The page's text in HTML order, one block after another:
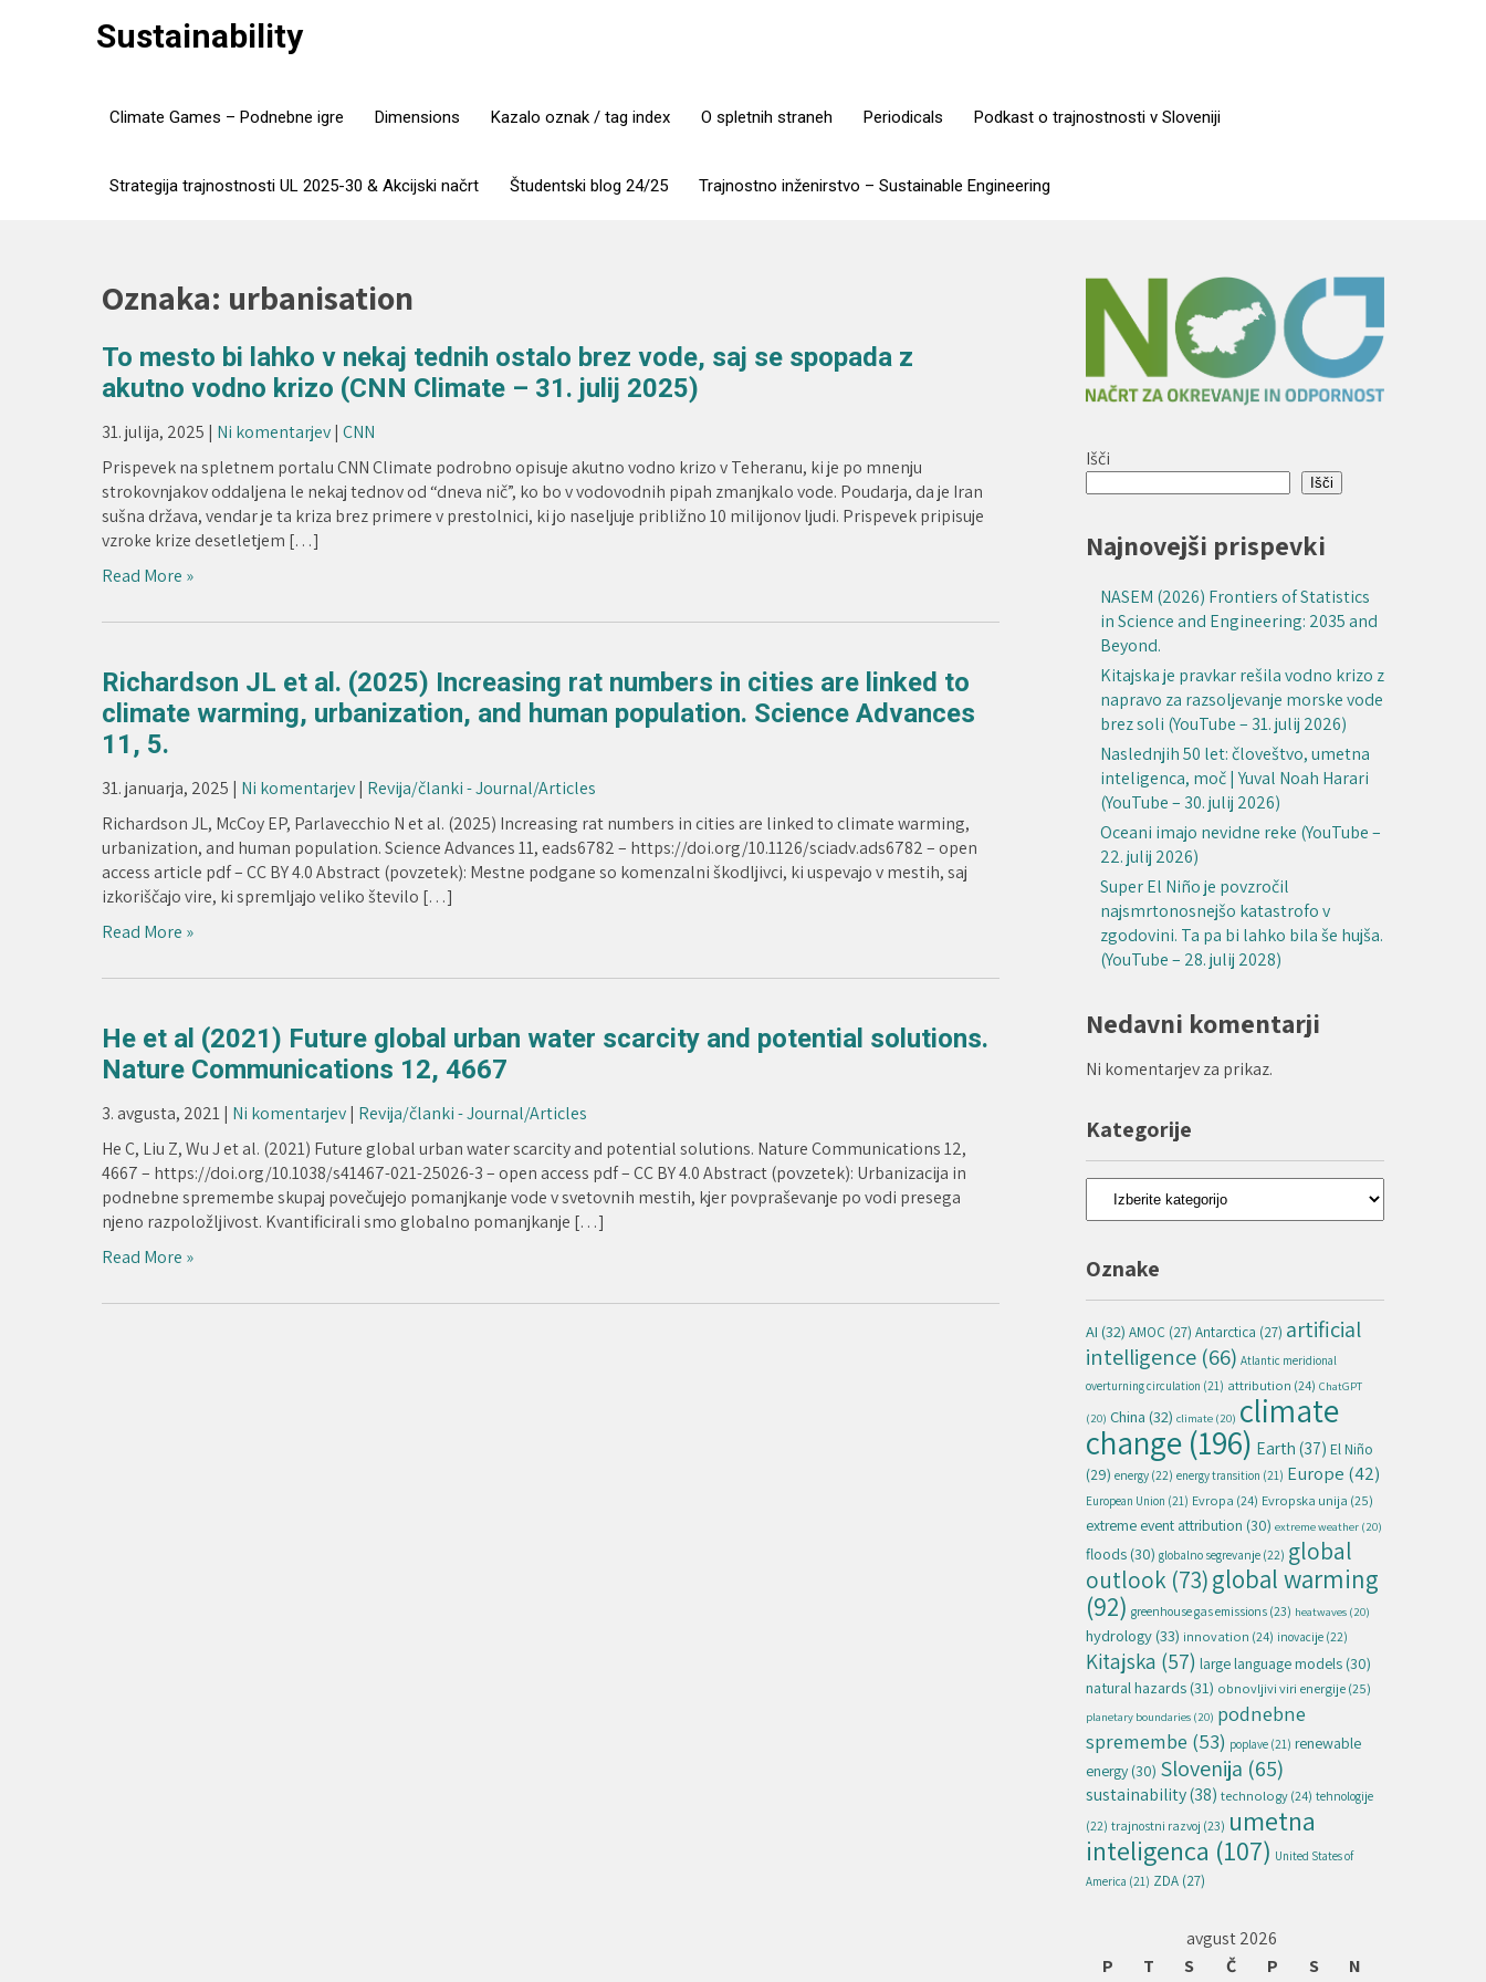
Sustainability
Climate Games – Podnebne igre Dimensions Kazalo oznak / tag index O spletnih straneh Periodicals Podkast o trajnostnosti v Sloveniji
Strategija trajnostnosti UL 2025-30 & Akcijski načrt Študentski blog 24/25 Trajnostno inženirstvo – Sustainable Engineering
Oznaka: urbanisation
To mesto bi lahko v nekaj tednih ostalo brez vode, saj se spopada z
akutno vodno krizo (CNN Climate – 31. julij 2025)
31. julija, 2025 | Ni komentarjev| CNN
Prispevek na spletnem portalu CNN Climate podrobno opisuje akutno vodno krizo v Teheranu, ki je po mnenju
strokovnjakov oddaljena le nekaj tednov od “dneva nič”, ko bo v vodovodnih pipah zmanjkalo vode. Poudarja, da je Iran
sušna država, vendar je ta kriza brez primere v prestolnici, ki jo naseljuje približno 10 milijonov ljudi. Prispevek pripisuje
vzroke krize desetletjem […]
Read More »
Richardson JL et al. (2025) Increasing rat numbers in cities are linked to
climate warming, urbanization, and human population. Science Advances
11, 5.
31. januarja, 2025 | Ni komentarjev| Revija/članki - Journal/Articles
Richardson JL, McCoy EP, Parlavecchio N et al. (2025) Increasing rat numbers in cities are linked to climate warming,
urbanization, and human population. Science Advances 11, eads6782 – https://doi.org/10.1126/sciadv.ads6782 – open
access article pdf – CC BY 4.0 Abstract (povzetek): Mestne podgane so komenzalni škodljivci, ki uspevajo v mestih, saj
izkoriščajo vire, ki spremljajo veliko število […]
Read More »
He et al (2021) Future global urban water scarcity and potential solutions.
Nature Communications 12, 4667
3. avgusta, 2021| Ni komentarjev| Revija/članki - Journal/Articles
He C, Liu Z, Wu J et al. (2021) Future global urban water scarcity and potential solutions. Nature Communications 12,
4667 – https://doi.org/10.1038/s41467-021-25026-3 – open access pdf – CC BY 4.0 Abstract (povzetek): Urbanizacija in
podnebne spremembe skupaj povečujejo pomanjkanje vode v svetovnih mestih, kjer povpraševanje po vodi presega
njeno razpoložljivost. Kvantificirali smo globalno pomanjkanje […]
Read More »
Išči
Išči
Najnovejši prispevki
NASEM (2026) Frontiers of Statistics
in Science and Engineering: 2035 and
Beyond.
Kitajska je pravkar rešila vodno krizo z
napravo za razsoljevanje morske vode
brez soli (YouTube – 31. julij 2026)
Naslednjih 50 let: človeštvo, umetna
inteligenca, moč | Yuval Noah Harari
(YouTube – 30. julij 2026)
Oceani imajo nevidne reke (YouTube –
22. julij 2026)
Super El Niño je povzročil
najsmrtonosnejšo katastrofo v
zgodovini. Ta pa bi lahko bila še hujša.
(YouTube – 28. julij 2028)
Nedavni komentarji
Ni komentarjev za prikaz.
Kategorije
Kategorije
Oznake
AI (32) AMOC (27) Antarctica (27) artificial
intelligence (66) Atlantic meridional
overturning circulation (21) attribution (24) ChatGPT
(20) China (32) climate (20) climate
change (196) Earth (37) El Niño
(29) energy (22) energy transition (21) Europe (42)
European Union (21) Evropa (24) Evropska unija (25)
extreme event attribution (30) extreme weather (20)
floods (30) globalno segrevanje (22) global
outlook (73)global warming
(92) greenhouse gas emissions (23) heatwaves (20)
hydrology(33) innovation (24) inovacije (22)
Kitajska (57) large language models (30)
natural hazards (31) obnovljivi viri energije(25)
planetary boundaries (20) podnebne
spremembe (53) poplave (21) renewable
energy (30) Slovenija (65)
sustainability(38) technology(24) tehnologije
(22) trajnostni razvoj (23) umetna
inteligenca (107) United States of
America (21) ZDA (27)
avgust 2026
P
T S Č P S N